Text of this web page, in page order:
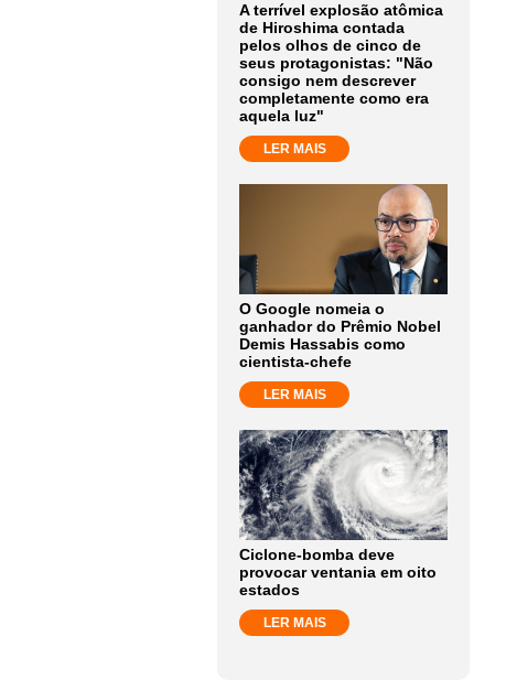
A terrível explosão atômica
de Hiroshima contada
pelos olhos de cinco de
seus protagonistas: "Não
consigo nem descrever
completamente como era
aquela luz"
LER MAIS
O Google nomeia o
ganhador do Prêmio Nobel
Demis Hassabis como
cientista-chefe
LER MAIS
Ciclone-bomba deve
provocar ventania em oito
estados
LER MAIS